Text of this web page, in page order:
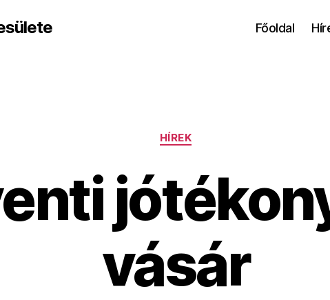
Főoldal
Kategóriák
HÍREK
vásár